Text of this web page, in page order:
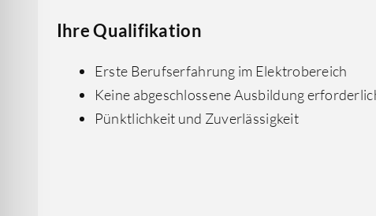
Ihre Qualifikation
Erste Berufserfahrung im Elektrobereich
Keine abgeschlossene Ausbildung
Pünktlichkeit und Zuverlässigkeit